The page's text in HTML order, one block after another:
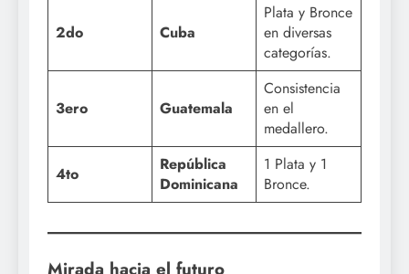
2do Cuba
Plata y Bronce
en diversas
categorías.
3ero Guatemala
Consistencia
en el
medallero.
4to
República
Dominicana
1 Plata y 1
Bronce.
Mirada hacia el futuro